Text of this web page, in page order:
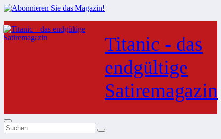
Zum
Inhalt
springen
Titanic - das
endgültige
Satiremagazin